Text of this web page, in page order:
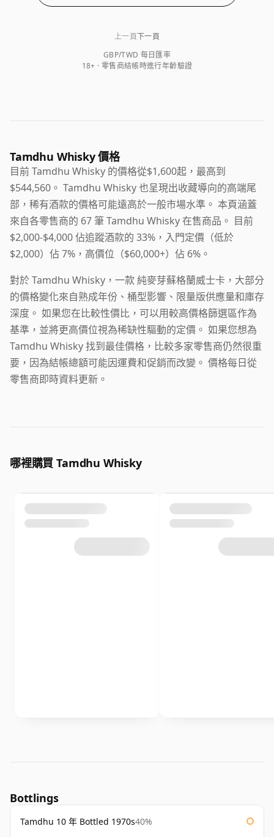
GBP/TWD 每日匯率
18+ · 零售商結帳時進行年齡驗證
上一頁下一頁
Tamdhu Whisky 價格
目前 Tamdhu Whisky 的價格從$1,600起，最高到
$544,560。 Tamdhu Whisky 也呈現出收藏導向的高端尾
部，稀有酒款的價格可能遠高於一般市場水準。 本頁涵蓋
來自各零售商的 67 筆 Tamdhu Whisky 在售商品。 目前
$2,000-$4,000 佔追蹤酒款的 33%，入門定價（低於
$2,000）佔 7%，高價位（$60,000+）佔 6%。
對於 Tamdhu Whisky，一款 純麥芽蘇格蘭威士卡，大部分
的價格變化來自熟成年份、桶型影響、限量版供應量和庫存
深度。 如果您在比較性價比，可以用較高價格篩選區作為
基準，並將更高價位視為稀缺性驅動的定價。 如果您想為
Tamdhu Whisky 找到最佳價格，比較多家零售商仍然很重
要，因為結帳總額可能因運費和促銷而改變。 價格每日從
零售商即時資料更新。
哪裡購買 Tamdhu Whisky
Bottlings
Tamdhu 10 年 Bottled 1970s40%